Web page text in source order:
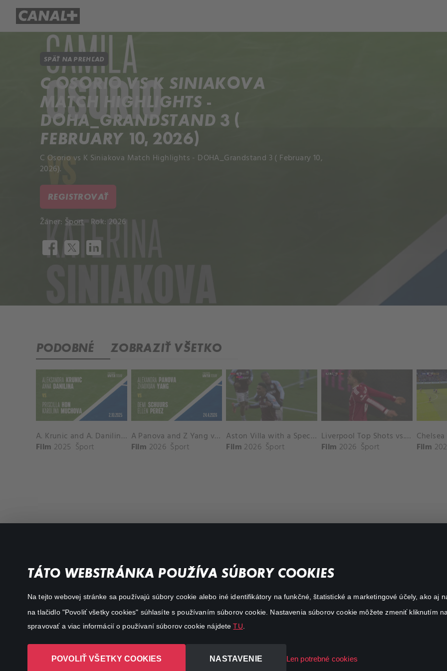
TÁTO WEBSTRÁNKA POUŽÍVA SÚBORY COOKIES
Na tejto webovej stránke sa používajú súbory cookie alebo iné identifikátory na funkčné, štatistické a marketingové účely, ako aj
na tlačidlo "Povoliť všetky cookies" súhlasíte s používaním súborov cookie. Nastavenia súborov cookie môžete zmeniť kliknutím
spravovať a viac informácií o používaní súborov cookie nájdeteTU
POVOLIŤ VŠETKY COOKIES NASTAVENIE Len potrebné cookies
SPÄŤ NA PREHĽAD
C OSORIO VS K SINIAKOVA
MATCH HIGHLIGHTS -
DOHA_GRANDSTAND 3 (
FEBRUARY 10, 2026)
C Osorio vs K Siniakova Match Highlights - DOHA_Grandstand 3 ( February 10,
2026).
REGISTROVAŤ
Žáner: Šport Rok: 2026
PODOBNÉ ZOBRAZIŤ VŠETKO
A. Krunic and A. Danilina vs. P. Hon and K. Muchova Match Highlights - BEIJING_Capital Group Diamond ( October 02, 2025)
Film 2025 Šport
A Panova and Z Yang vs D Schuurs and E Perez Match Highlights - MADRID_Court 8 ( April 24, 2026)
Film 2026 Šport
Aston Villa with a Spectacular Goal vs. Nottingham Forest
Film 2026 Šport
Liverpool Top Shots vs. Fulham
Film 2026 Šport
Film
Dráma
Dokumentárne
Osobné údaje
O aplikácii Canal+